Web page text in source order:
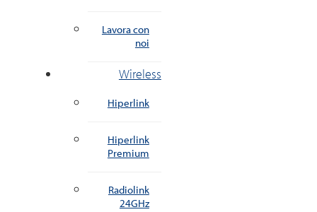
Lavora con
noi
Wireless
Hiperlink
Hiperlink
Premium
Radiolink
24GHz